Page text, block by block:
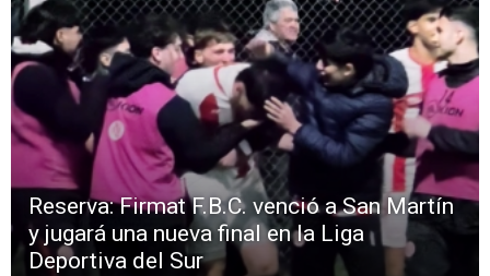
Reserva: Firmat F.B.C. venció a San Martín
y jugará una nueva final en la Liga
Deportiva del Sur